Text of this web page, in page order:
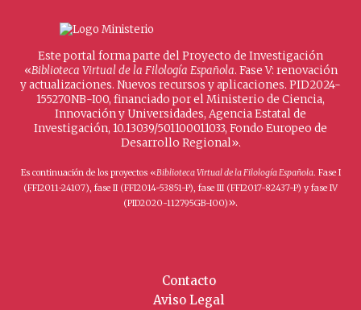
Este portal forma parte del Proyecto de Investigación
«Biblioteca Virtual de la Filología Española. Fase V: renovación
y actualizaciones. Nuevos recursos y aplicaciones. PID2024-
155270NB-I00, financiado por el Ministerio de Ciencia,
Innovación y Universidades, Agencia Estatal de
Investigación, 10.13039/501100011033, Fondo Europeo de
Desarrollo Regional».
Es continuación de los proyectos «Biblioteca Virtual de la Filología Española. Fase I
(FFI2011-24107), fase II (FFI2014-53851-P), fase III (FFI2017-82437-P) y fase IV
(PID2020-112795GB-I00)».
Contacto
Aviso Legal